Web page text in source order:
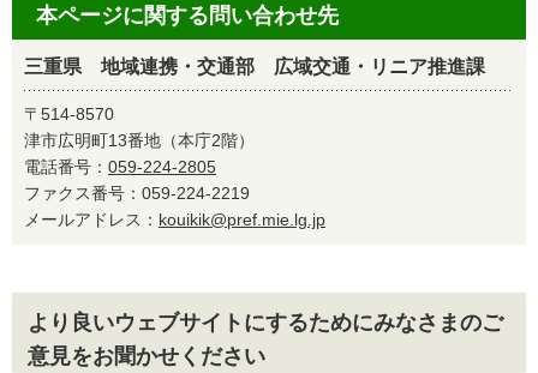
本ページに関する問い合わせ先
三重県 地域連携・交通部 広域交通・リニア推進課
〒514-8570
津市広明町13番地（本庁2階）
電話番号： 059-224-2805
ファクス番号：059-224-2219
メールアドレス： kouikik@pref.mie.lg.jp
より良いウェブサイトにするためにみなさまのご
意見をお聞かせください